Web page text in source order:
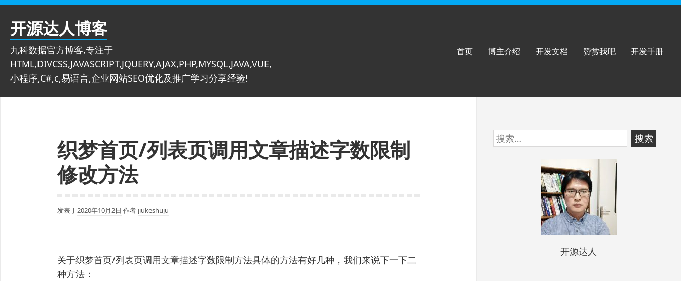
跳
开源达人博客
九科数据官方博客,专注于
HTML,DIVCSS,JAVASCRIPT,JQUERY,AJAX,PHP,MYSQL,JAVA,VUE,
小程序,C#,c,易语言,企业网站SEO优化及推广学习分享经验!
首页 博主介绍 开发文档 赞赏我吧 开发手册
织梦首页/列表页调用文章描述字数限制
修改方法
发表于2020年10月2日 作者 jiukeshuju
关于织梦首页/列表页调用文章描述字数限制方法具体的方法有好几种，我们来说下一下二
种方法：
跳
至
搜
索：
开源达人